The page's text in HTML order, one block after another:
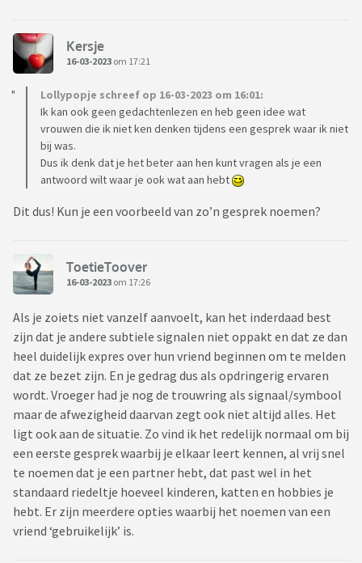
Kersje
16-03-2023 om 17:21
Lollypopje schreef op 16-03-2023 om 16:01:
Ik kan ook geen gedachtenlezen en heb geen idee wat
vrouwen die ik niet ken denken tijdens een gesprek waar ik niet
bij was.
Dus ik denk dat je het beter aan hen kunt vragen als je een
antwoord wilt waar je ook wat aan hebt
Dit dus! Kun je een voorbeeld van zo’n gesprek noemen?
ToetieToover
16-03-2023 om 17:26
Als je zoiets niet vanzelf aanvoelt, kan het inderdaad best
zijn dat je andere subtiele signalen niet oppakt en dat ze dan
heel duidelijk expres over hun vriend beginnen om te melden
dat ze bezet zijn. En je gedrag dus als opdringerig ervaren
wordt. Vroeger had je nog de trouwring als signaal/symbool
maar de afwezigheid daarvan zegt ook niet altijd alles. Het
ligt ook aan de situatie. Zo vind ik het redelijk normaal om bij
een eerste gesprek waarbij je elkaar leert kennen, al vrij snel
te noemen dat je een partner hebt, dat past wel in het
standaard riedeltje hoeveel kinderen, katten en hobbies je
hebt. Er zijn meerdere opties waarbij het noemen van een
vriend ‘gebruikelijk’ is.